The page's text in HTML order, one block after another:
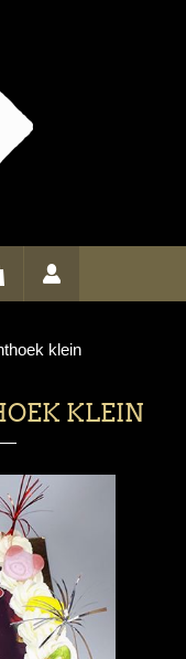
klein
KLEIN